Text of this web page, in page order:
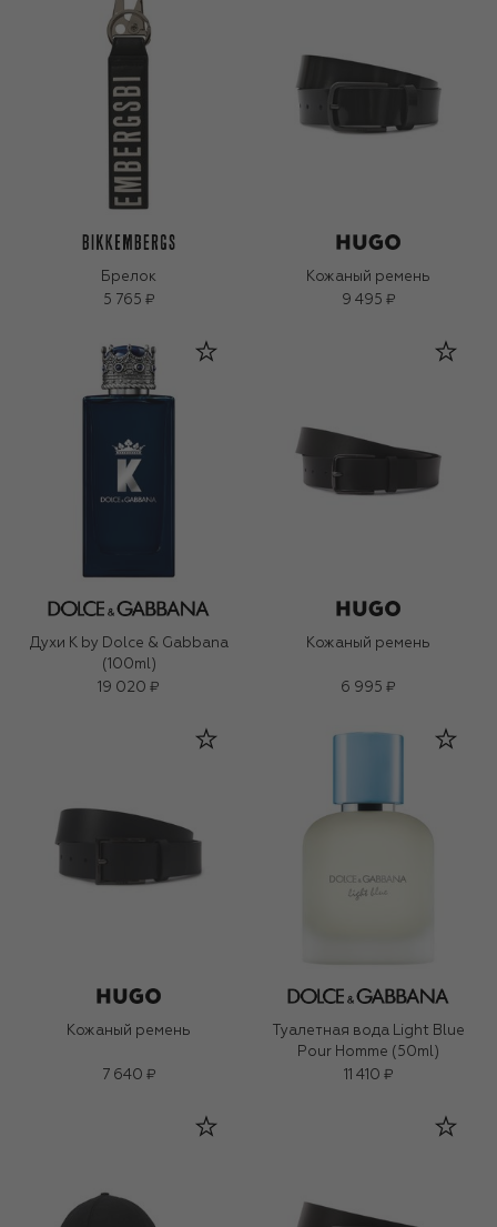
Брелок
5 765 ₽
Кожаный ремень
9 495 ₽
Духи K by Dolce & Gabbana
(100ml)
19 020 ₽
Кожаный ремень
6 995 ₽
Кожаный ремень
7 640 ₽
Туалетная вода Light Blue
Pour Homme (50ml)
11 410 ₽